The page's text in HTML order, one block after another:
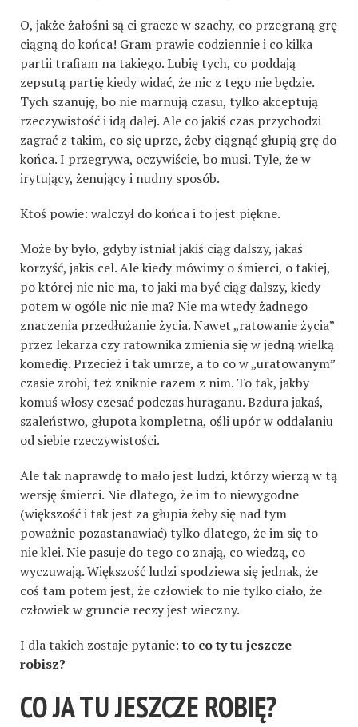
O, jakże żałośni są ci gracze w szachy, co przegraną grę
ciągną do końca! Gram prawie codziennie i co kilka
partii trafiam na takiego. Lubię tych, co poddają
zepsutą partię kiedy widać, że nic z tego nie będzie.
Tych szanuję, bo nie marnują czasu, tylko akceptują
rzeczywistość i idą dalej. Ale co jakiś czas przychodzi
zagrać z takim, co się uprze, żeby ciągnąć głupią grę do
końca. I przegrywa, oczywiście, bo musi. Tyle, że w
irytujący, żenujący i nudny sposób.
Ktoś powie: walczył do końca i to jest piękne.
Może by było, gdyby istniał jakiś ciąg dalszy, jakaś
korzyść, jakis cel. Ale kiedy mówimy o śmierci, o takiej,
po której nic nie ma, to jaki ma być ciąg dalszy, kiedy
potem w ogóle nic nie ma? Nie ma wtedy żadnego
znaczenia przedłużanie życia. Nawet „ratowanie życia”
przez lekarza czy ratownika zmienia się w jedną wielką
komedię. Przecież i tak umrze, a to co w „uratowanym”
czasie zrobi, też zniknie razem z nim. To tak, jakby
komuś włosy czesać podczas huraganu. Bzdura jakaś,
szaleństwo, głupota kompletna, ośli upór w oddalaniu
od siebie rzeczywistości.
Ale tak naprawdę to mało jest ludzi, którzy wierzą w tą
wersję śmierci. Nie dlatego, że im to niewygodne
(większość i tak jest za głupia żeby się nad tym
poważnie pozastanawiać) tylko dlatego, że im się to
nie klei. Nie pasuje do tego co znają, co wiedzą, co
wyczuwają. Większość ludzi spodziewa się jednak, że
coś tam potem jest, że człowiek to nie tylko ciało, że
człowiek w gruncie reczy jest wieczny.
I dla takich zostaje pytanie:to co ty tu jeszcze
robisz?
CO JA TU JESZCZE ROBIĘ?